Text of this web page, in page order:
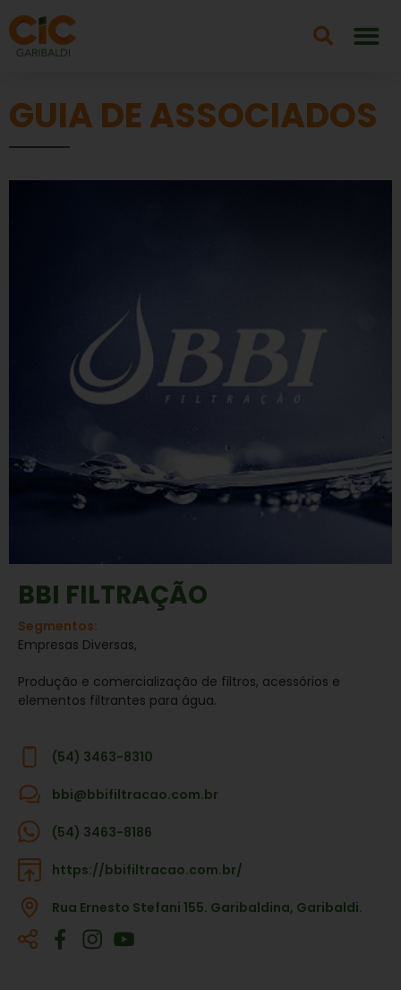
GUIA DE ASSOCIADOS
BBI FILTRAÇÃO
Segmentos:
Empresas Diversas,
Produção e comercialização de filtros, acessórios e
elementos filtrantes para água.
(54) 3463-8310
bbi@bbifiltracao.com.br
(54) 3463-8186
https://bbifiltracao.com.br/
Rua Ernesto Stefani 155. Garibaldina, Garibaldi.